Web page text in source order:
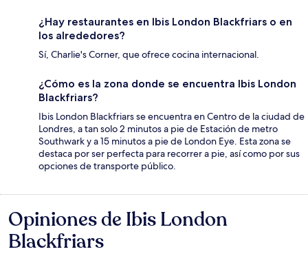
¿Hay restaurantes en Ibis London Blackfriars o en
los alrededores?
Sí, Charlie's Corner, que ofrece cocina internacional.
¿Cómo es la zona donde se encuentra Ibis London
Blackfriars?
Ibis London Blackfriars se encuentra en Centro de la ciudad de
Londres, a tan solo 2 minutos a pie de Estación de metro
Southwark y a 15 minutos a pie de London Eye. Esta zona se
destaca por ser perfecta para recorrer a pie, así como por sus
opciones de transporte público.
Opiniones
Opiniones de Ibis London
Blackfriars